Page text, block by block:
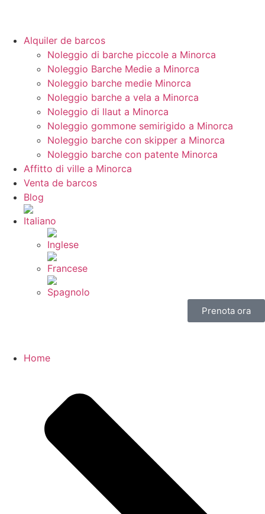
Alquiler de barcos
Noleggio di barche piccole a Minorca
Noleggio Barche Medie a Minorca
Noleggio barche medie Minorca
Noleggio barche a vela a Minorca
Noleggio di llaut a Minorca
Noleggio gommone semirigido a Minorca
Noleggio barche con skipper a Minorca
Noleggio barche con patente Minorca
Affitto di ville a Minorca
Venta de barcos
Blog
Prenota ora
Home